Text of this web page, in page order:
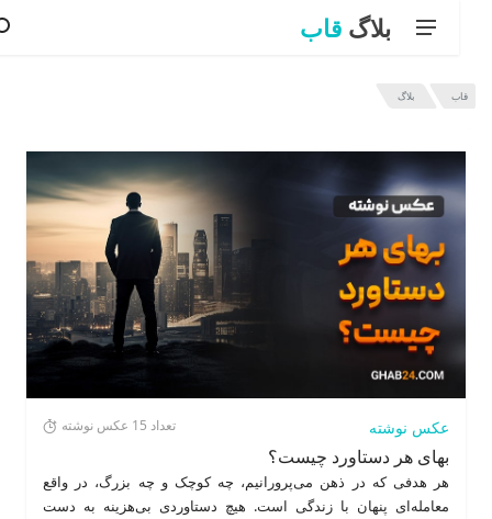
بلاگقاب
بلاگ
عکس نوشته تعداد 15 عکس نوشته
بهای هر دستاورد چیست؟
هر هدفی که در ذهن می‌پرورانیم، چه کوچک و چه بزرگ، در واقع
معامله‌ای پنهان با زندگی است. هیچ دستاوردی بی‌هزینه به دست